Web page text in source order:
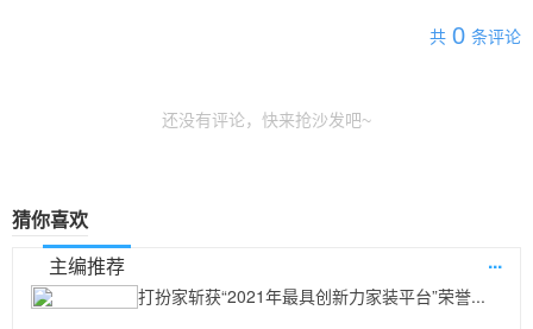
共 0 条评论
还没有评论，快来抢沙发吧~
猜你喜欢
主编推荐
...
打扮家斩获“2021年最具创新力家装平台”荣誉...